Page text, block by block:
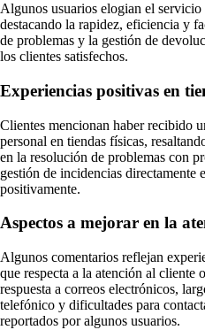
Algunos usuarios elogian el
destacando la rapidez, eficiencia y
de problemas y la gestión de
los clientes satisfechos.
Experiencias positivas en
Clientes mencionan haber recibido
personal en tiendas físicas,
en la resolución de problemas con
gestión de incidencias directamente
positivamente.
Aspectos a mejorar en la
Algunos comentarios reflejan
que respecta a la atención al cliente
respuesta a correos electrónicos,
telefónico y dificultades para
reportados por algunos usuarios.